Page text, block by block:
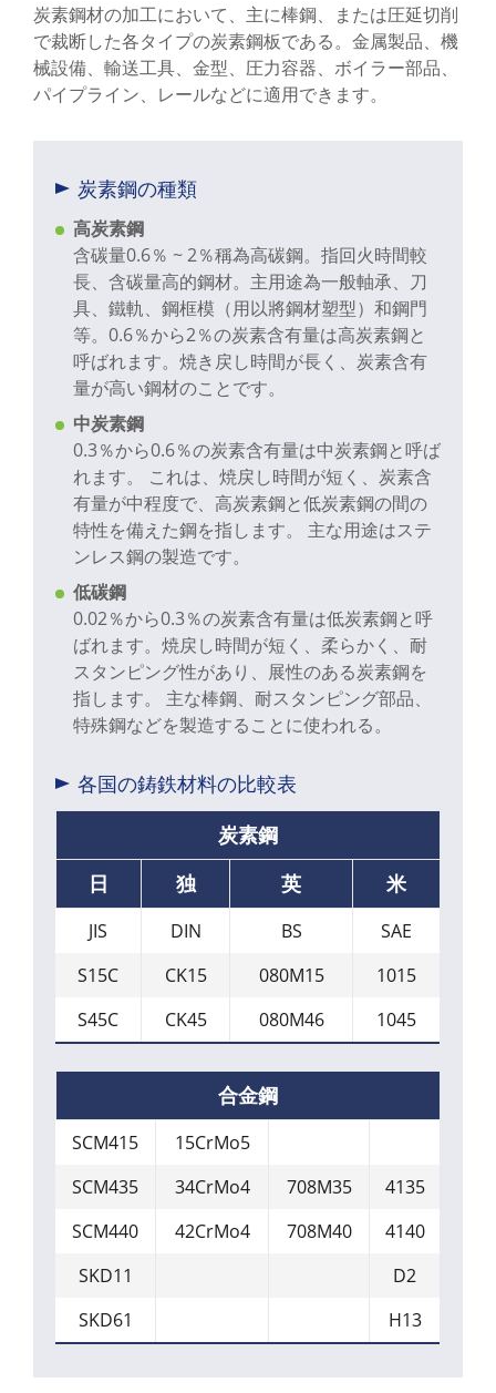
炭素鋼材の加工において、主に棒鋼、または圧延切削
で裁断した各タイプの炭素鋼板である。金属製品、機
械設備、輸送工具、金型、圧力容器、ボイラー部品、
パイプライン、レールなどに適用できます。
炭素鋼の種類
高炭素鋼
含碳量0.6％ ~ 2％稱為高碳鋼。指回火時間較
長、含碳量高的鋼材。主用途為一般軸承、刀
具、鐵軌、鋼框模（用以將鋼材塑型）和鋼門
等。0.6％から2％の炭素含有量は高炭素鋼と
呼ばれます。焼き戻し時間が長く、炭素含有
量が高い鋼材のことです。
中炭素鋼
0.3％から0.6％の炭素含有量は中炭素鋼と呼ば
れます。 これは、焼戻し時間が短く、炭素含
有量が中程度で、高炭素鋼と低炭素鋼の間の
特性を備えた鋼を指します。 主な用途はステ
ンレス鋼の製造です。
低碳鋼
0.02％から0.3％の炭素含有量は低炭素鋼と呼
ばれます。焼戻し時間が短く、柔らかく、耐
スタンピング性があり、展性のある炭素鋼を
指します。 主な棒鋼、耐スタンピング部品、
特殊鋼などを製造することに使われる。
各国の鋳鉄材料の比較表
炭素鋼
日
独 英 米
JIS DIN BS
SAE
S15C
CK15 080M15
1015
S45C
CK45 080M46 1045
合金鋼
SCM415
15CrMo5
SCM435
34CrMo4 708M35
4135
SCM440
42CrMo4 708M40
4140
SKD11
D2
SKD61
H13